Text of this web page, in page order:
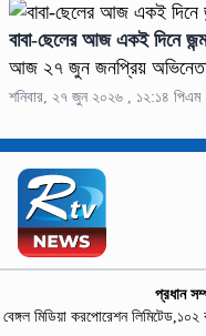
বাবা-ছেলের আজ একই দিনে
আজ ২৭ জুন জনপ্রিয়
শনিবার, ২৭ জুন ২০২৬ , ১২:১৪ পিএম
প্রধান
বেঙ্গল মিডিয়া করপোরেশন